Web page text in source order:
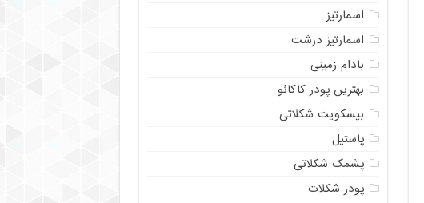
اسمارتیز
اسمارتیز درشت
بادام زمینی
بهترین پودر کاکائو
بیسکویت شکلاتی
پاستیل
پشمک شکلاتی
پودر شکلات